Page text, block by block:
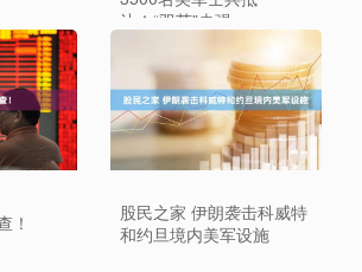
达！“双苯”走强
！
股民之家 伊朗袭击科威特
和约旦境内美军设施